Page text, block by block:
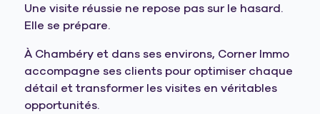
Une visite réussie ne repose pas sur le hasard.
Elle se prépare.
À Chambéry et dans ses environs, Corner Immo
accompagne ses clients pour optimiser chaque
détail et transformer les visites en véritables
opportunités.